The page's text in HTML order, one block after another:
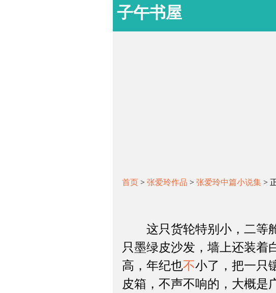
子午书屋
首页 > 张爱玲作品 > 张爱玲中篇小说集 >
这只货轮特别小，二等舱
只墨绿皮沙发，墙上还装着
高，年纪也不小了，把一只
皮箱，不声不响的，大概是